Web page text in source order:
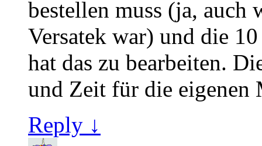
bestellen muss (ja, auch
Versatek war) und die
hat das zu bearbeiten.
und Zeit für die eigenen
Reply ↓